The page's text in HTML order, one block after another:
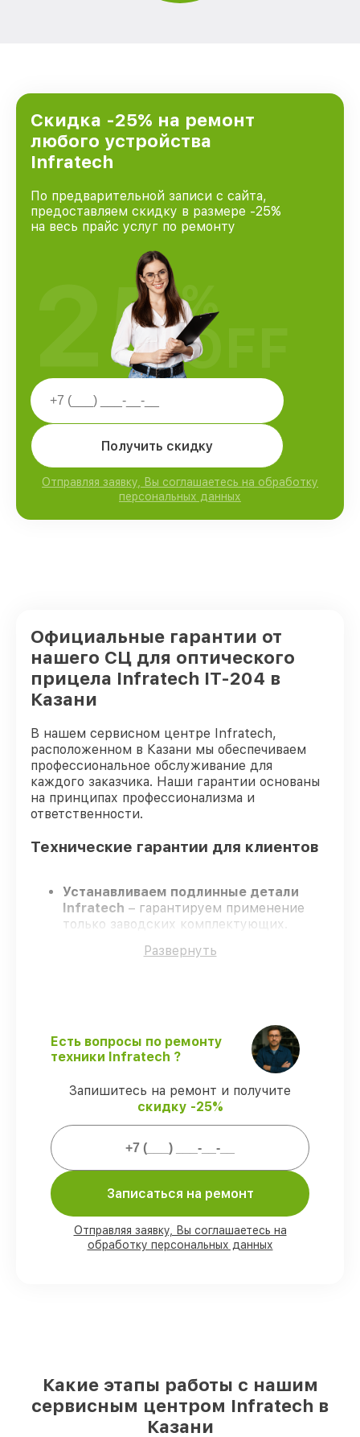
Скидка -25% на ремонт
любого устройства
Infratech
По предварительной записи с сайта,
предоставляем скидку в размере -25%
на весь прайс услуг по ремонту
Получить скидку
Отправляя заявку, Вы соглашаетесь на обработку
персональных данных
25%
OFF
Официальные гарантии от
нашего СЦ для оптического
прицела Infratech IT-204 в
Казани
В нашем сервисном центре Infratech,
расположенном в Казани мы обеспечиваем
профессиональное обслуживание для
каждого заказчика. Наши гарантии основаны
на принципах профессионализма и
ответственности.
Технические гарантии для клиентов
Устанавливаем подлинные детали
Infratech – гарантируем применение
только заводских комплектующих.
проходят строгий отбор, что
без задержек.
Поддержка после ремонта – все
гарантийной поддержкой до 3 лет.
Мы гарантируем:
80%
присутствии
деталей Infratech есть в наличии в
мастерской или на складе в Казани,
остальные доставляются быстро
Развернуть
Есть вопросы по ремонту
техники Infratech ?
Запишитесь на ремонт и получите
скидку -25%
Записаться на ремонт
Отправляя заявку, Вы соглашаетесь на
обработку персональных данных
Какие этапы работы с нашим
сервисным центром Infratech в
Казани